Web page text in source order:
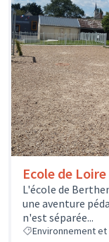
Ecole de
L'école de
une aventure
n'est séparée...
Environnement